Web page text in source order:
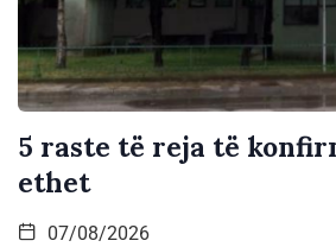
5 raste të reja të
ethet
07/08/2026